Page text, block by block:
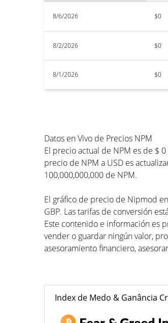
8/6/2026 $0
8/2/2026 $0
8/1/2026 $0
Datos en Vivo de Precios NPM
El precio actual de NPM es de $
precio de NPM a USD es
100,000,000,000 de NPM.
El gráfico de precio de Nipmod
GBP. Las tarifas de conversión
Este contenido e información es
vender o guardar ningún valor,
asesoramiento financiero,
Index de Medo & Ganância